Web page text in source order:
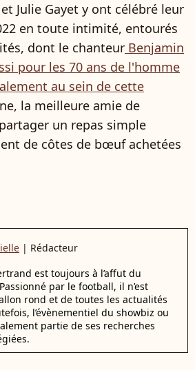
Julie Gayet y ont célébré leur
en toute intimité, entourés
dont le chanteur Benjamin
pour les 70 ans de l'homme
au sein de cette
la meilleure amie de
un repas simple
de côtes de bœuf achetées
| Rédacteur
est toujours à l’affut du
par le football, il n’est
rond et de toutes les actualités
l’évènementiel du showbiz ou
partie de ses recherches